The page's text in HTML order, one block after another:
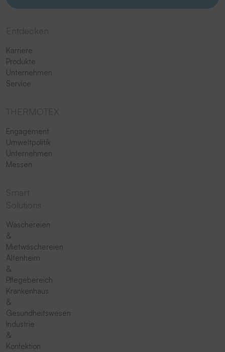
Karriere
Produkte
Unternehmen
Service
Engagement
Umweltpolitik
Unternehmen
Messen
Wäschereien
&
Mietwäschereien
Altenheim
&
Pflegebereich
Krankenhaus
&
Gesundheitswesen
Industrie
&
Konfektion